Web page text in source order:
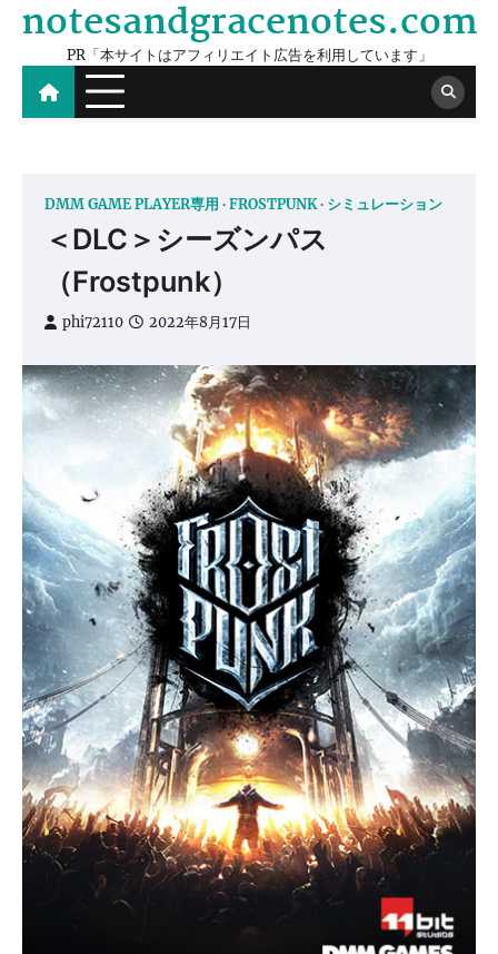
Skip
content
notesandgracenotes.com
PR「本サイトはアフィリエイト広告を利用しています」
DMM GAME PLAYER専用 FROSTPUNK シミュレーション
＜DLC＞シーズンパス
（Frostpunk）
phi72110 2022年8月17日